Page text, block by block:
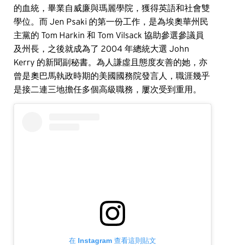
的血統，畢業自威廉與瑪麗學院，獲得英語和社會雙
學位。而 Jen Psaki 的第一份工作，是為埃奧華州民
主黨的 Tom Harkin 和 Tom Vilsack 協助參選參議員
及州長，之後就成為了 2004 年總統大選 John
Kerry 的新聞副秘書。為人謙虛且態度友善的她，亦
曾是奧巴馬執政時期的美國國務院發言人，職涯幾乎
是接二連三地擔任多個高級職務，屢次受到重用。
在 Instagram 查看這則貼文